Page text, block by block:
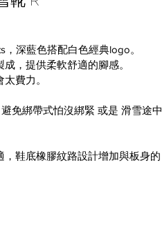
深藍色搭配白色經典logo。
，提供柔軟舒適的腳感。
費力。
免綁帶式怕沒綁緊 或是 滑雪途中
鞋底橡膠紋路設計增加與板身的